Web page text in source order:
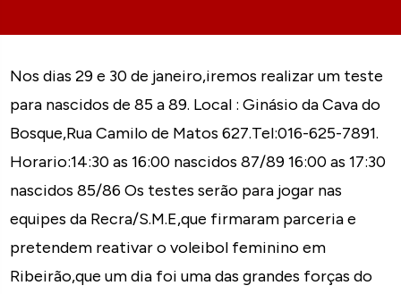
Nos dias 29 e 30 de janeiro,iremos realizar um teste
para nascidos de 85 a 89. Local : Ginásio da Cava do
Bosque,Rua Camilo de Matos 627.Tel:016-625-7891.
Horario:14:30 as 16:00 nascidos 87/89 16:00 as 17:30
nascidos 85/86 Os testes serão para jogar nas
equipes da Recra/S.M.E,que firmaram parceria e
pretendem reativar o voleibol feminino em
Ribeirão,que um dia foi uma das grandes forças do